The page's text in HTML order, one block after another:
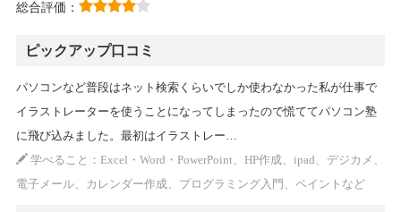
総合評価：
ピックアップ口コミ
パソコンなど普段はネット検索くらいでしか使わなかった私が仕事で
イラストレーターを使うことになってしまったので慌ててパソコン塾
に飛び込みました。最初はイラストレー…
学べること：Excel・Word・PowerPoint、HP作成、ipad、デジカメ、
電子メール、カレンダー作成、プログラミング入門、ペイントなど